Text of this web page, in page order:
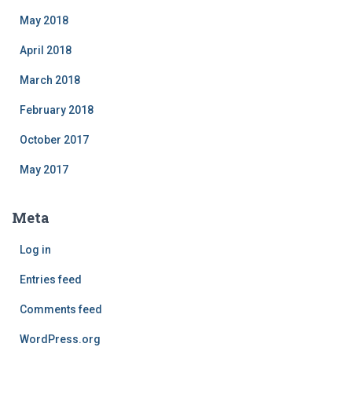
May 2018
April 2018
March 2018
February 2018
October 2017
May 2017
Meta
Log in
Entries feed
Comments feed
WordPress.org